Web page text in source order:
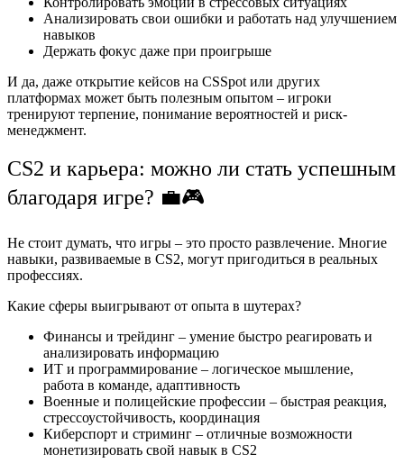
Анализировать свои ошибки и работать над улучшением
навыков
Держать фокус даже при проигрыше
И да, даже открытие кейсов на CSSpot или других
платформах может быть полезным опытом – игроки
тренируют терпение, понимание вероятностей и риск-
менеджмент.
CS2 и карьера: можно ли стать успешным
благодаря игре? 💼🎮
Не стоит думать, что игры – это просто развлечение. Многие
навыки, развиваемые в CS2, могут пригодиться в реальных
профессиях.
Какие сферы выигрывают от опыта в шутерах?
Финансы и трейдинг – умение быстро реагировать и
анализировать информацию
ИТ и программирование – логическое мышление,
работа в команде, адаптивность
Военные и полицейские профессии – быстрая реакция,
стрессоустойчивость, координация
Киберспорт и стриминг – отличные возможности
монетизировать свой навык в CS2